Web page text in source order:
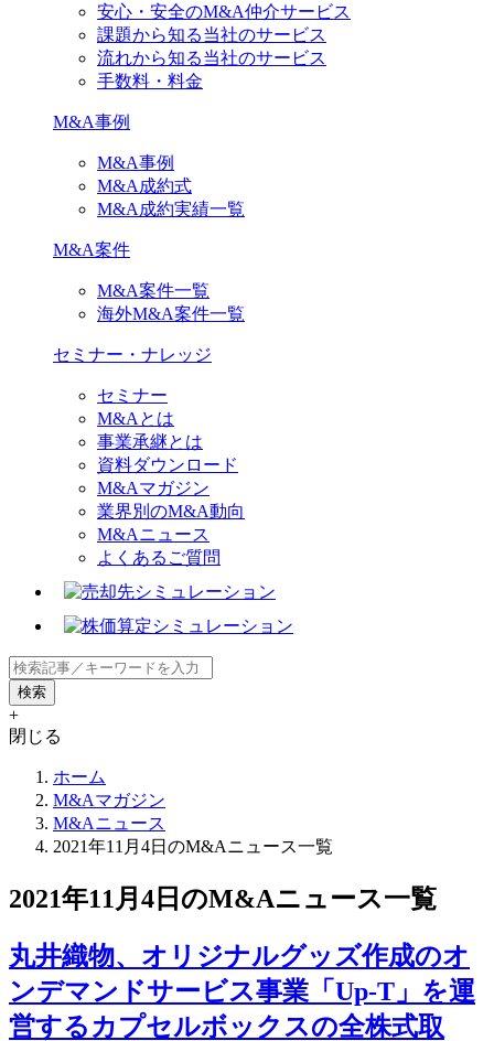
安心・安全のM&A仲介サービス
課題から知る当社のサービス
流れから知る当社のサービス
手数料・料金
M&A事例
M&A事例
M&A成約式
M&A成約実績一覧
M&A案件
M&A案件一覧
海外M&A案件一覧
セミナー・ナレッジ
セミナー
M&Aとは
事業承継とは
資料ダウンロード
M&Aマガジン
業界別のM&A動向
M&Aニュース
よくあるご質問
+
閉じる
ホーム
M&Aマガジン
M&Aニュース
2021年11月4日のM&Aニュース一覧
2021年11月4日のM&Aニュース一覧
丸井織物、オリジナルグッズ作成のオ
ンデマンドサービス事業「Up-T」を運
営するカプセルボックスの全株式取